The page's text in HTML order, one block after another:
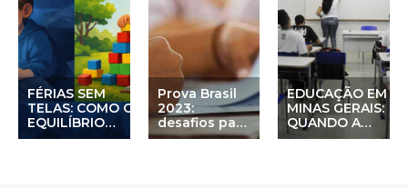
FÉRIAS SEM
TELAS: COMO O
EQUILÍBRIO
DIGITAL
Prova Brasil
2023:
desafios para
prefeitos em
EDUCAÇÃO EM
MINAS GERAIS:
QUANDO A
APRENDIZAGEM